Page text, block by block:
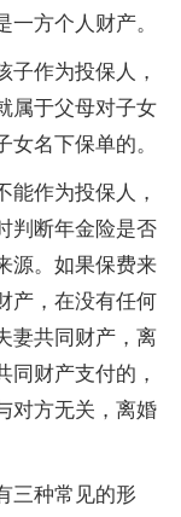
方个人财产。
子作为投保人，
属于父母对子女
名下保单的。
能作为投保人，
判断年金险是否
源。如果保费来
产，在没有任何
妻共同财产，离
同财产支付的，
对方无关，离婚
三种常见的形